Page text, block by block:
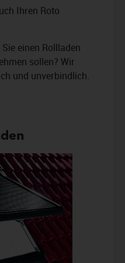
Ihren Roto
einen Rollladen
sollen? Wir
und unverbindlich.